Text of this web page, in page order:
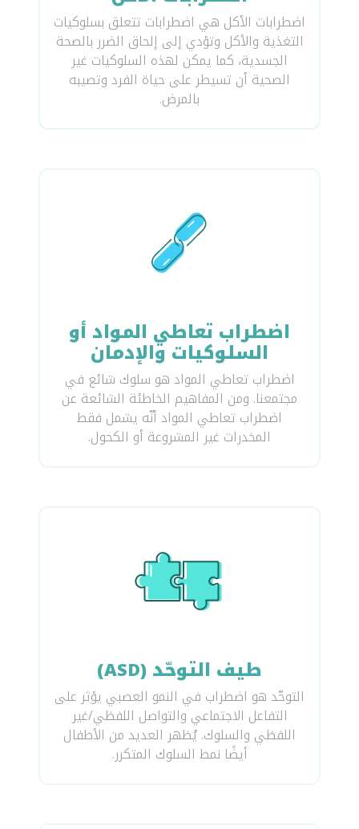
اضطرابات الأكل هي اضطرابات تتعلق بسلوكيات
التغذية والأكل وتؤدي إلى إلحاق الضرر بالصحة
الجسدية، كما يمكن لهذه السلوكيات غير
الصحية أن تسيطر على حياة الفرد وتصيبه
بالمرض.
اضطراب تعاطي المواد أو
السلوكيات والإدمان
اضطراب تعاطي المواد هو سلوك شائع في
مجتمعنا. ومن المفاهيم الخاطئة الشائعة عن
اضطراب تعاطي المواد أنّه يشمل فقط
المخدرات غير المشروعة أو الكحول.
طيف التوحّد (ASD)
التوحّد هو اضطراب في النمو العصبي يؤثر على
التفاعل الاجتماعي والتواصل اللفظي/غير
اللفظي والسلوك. يُظهر العديد من الأطفال
أيضًا نمط السلوك المتكرر.